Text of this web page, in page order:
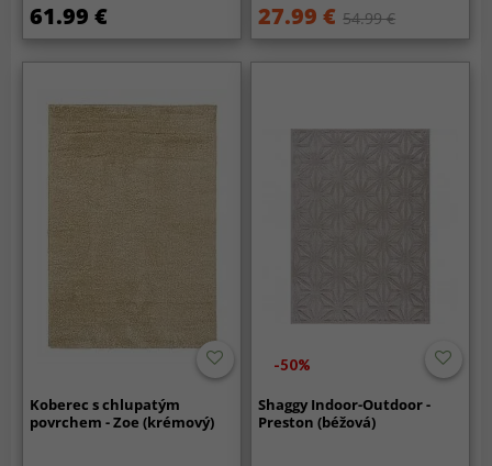
61.99 € 27.99 € 54.99 €
Koberec s chlupatým
povrchem - Zoe (krémový)
-50%
Shaggy Indoor-Outdoor -
Preston (béžová)